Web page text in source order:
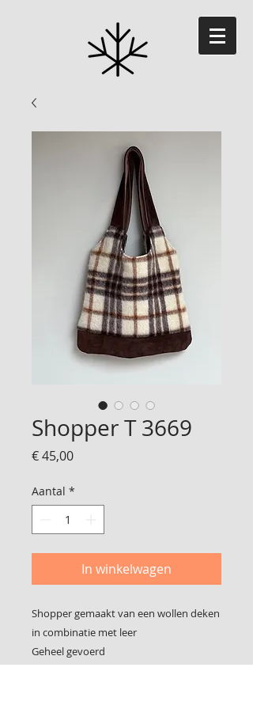
Shopper T 3669
€ 45,00Prijs
Aantal *
In winkelwagen
Shopper gemaakt van een wollen deken
in combinatie met leer
Geheel gevoerd